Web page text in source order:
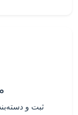
ثبت و